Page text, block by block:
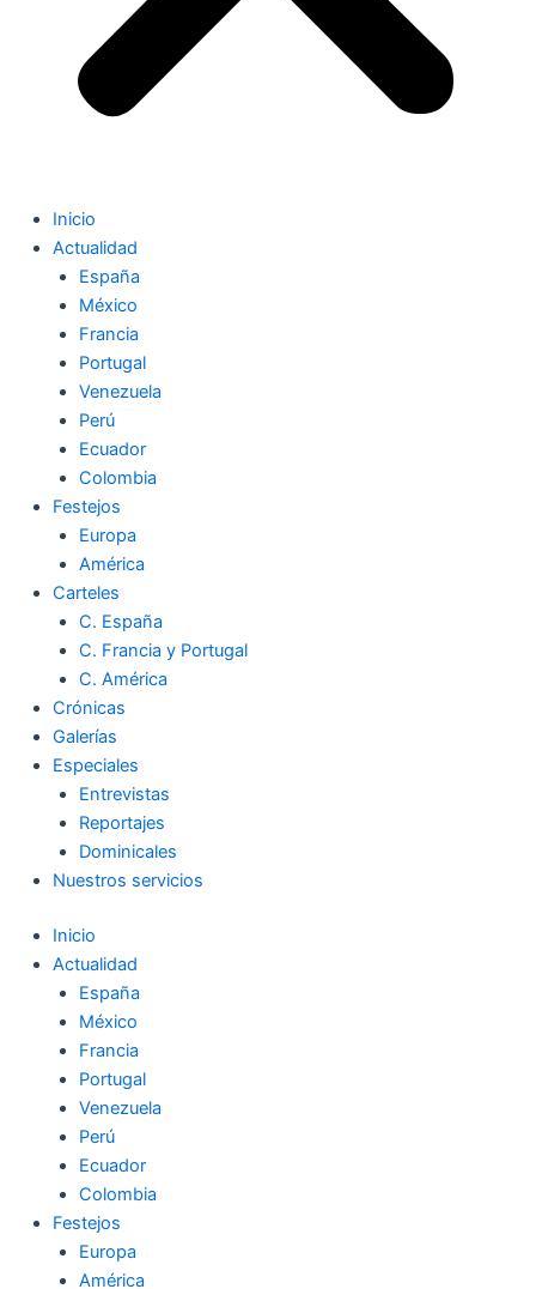
Inicio
Actualidad
España
México
Francia
Portugal
Venezuela
Perú
Ecuador
Colombia
Festejos
Europa
América
Carteles
C. España
C. Francia y Portugal
C. América
Crónicas
Galerías
Especiales
Entrevistas
Reportajes
Dominicales
Nuestros servicios
Inicio
Actualidad
España
México
Francia
Portugal
Venezuela
Perú
Ecuador
Colombia
Festejos
Europa
América